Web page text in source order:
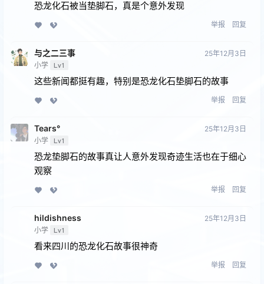
恐龙化石被当垫脚石，真是个意外发现
举报 回复
与之二三事
小学 Lv1
25年12月3日
这些新闻都挺有趣，特别是恐龙化石垫脚石的故事
举报 回复
Tears°
小学 Lv1
25年12月3日
恐龙垫脚石的故事真让人意外发现奇迹生活也在于细心
观察
举报 回复
hildishness
小学 Lv1
25年12月3日
看来四川的恐龙化石故事很神奇
举报 回复